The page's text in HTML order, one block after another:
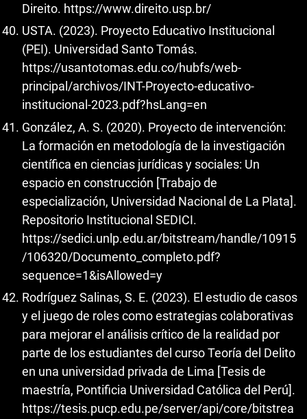
Direito. https://www.direito.usp.br/
USTA. (2023). Proyecto Educativo Institucional
(PEI). Universidad Santo Tomás.
https://usantotomas.edu.co/hubfs/web-
principal/archivos/INT-Proyecto-educativo-
institucional-2023.pdf?hsLang=en
González, A. S. (2020). Proyecto de intervención:
La formación en metodología de la investigación
científica en ciencias jurídicas y sociales: Un
espacio en construcción [Trabajo de
especialización, Universidad Nacional de La Plata].
Repositorio Institucional SEDICI.
https://sedici.unlp.edu.ar/bitstream/handle/10915
/106320/Documento_completo.pdf?
sequence=1&isAllowed=y
Rodríguez Salinas, S. E. (2023). El estudio de casos
y el juego de roles como estrategias colaborativas
para mejorar el análisis crítico de la realidad por
parte de los estudiantes del curso Teoría del Delito
en una universidad privada de Lima [Tesis de
maestría, Pontificia Universidad Católica del Perú].
https://tesis.pucp.edu.pe/server/api/core/bitstrea